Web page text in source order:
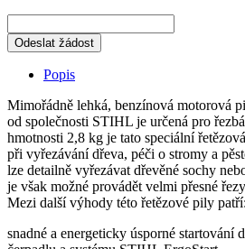
Odeslat žádost
Popis
Mimořádně lehká, benzínová motorová
od společnosti STIHL je určená pro
hmotnosti 2,8 kg je tato speciální
při vyřezávání dřeva, péči o stromy a
lze detailně vyřezávat dřevěné sochy
je však možné provádět velmi přesné
Mezi další výhody této řetězové pily patří:
snadné a energeticky úsporné startování